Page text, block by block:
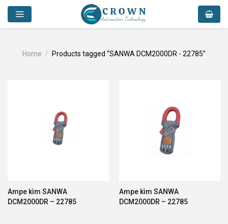
Skip
content
Home / Products tagged “SANWA DCM2000DR - 22785”
Ampe kìm SANWA
DCM2000DR – 22785
Ampe kìm SANWA
DCM2000DR – 22785